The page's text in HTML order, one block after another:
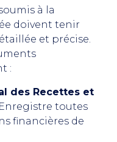
à la
doivent tenir
et précise.
:
des Recettes et
Enregistre toutes
financières de